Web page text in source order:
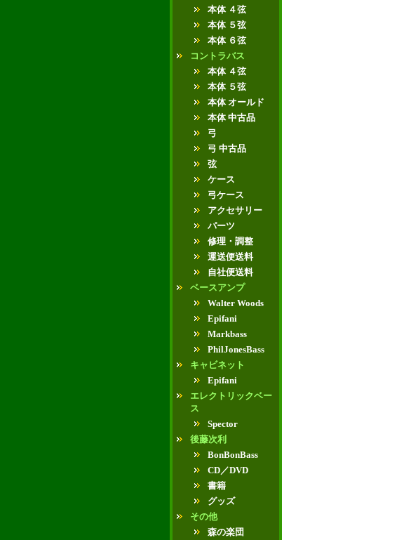
本体 ４弦
本体 ５弦
本体 ６弦
コントラバス
本体 ４弦
本体 ５弦
本体 オールド
本体 中古品
弓
弓 中古品
弦
ケース
弓ケース
アクセサリー
パーツ
修理・調整
運送便送料
自社便送料
ベースアンプ
Walter Woods
Epifani
Markbass
PhilJonesBass
キャビネット
Epifani
エレクトリックベー
ス
Spector
後藤次利
BonBonBass
CD／DVD
書籍
グッズ
その他
森の楽団